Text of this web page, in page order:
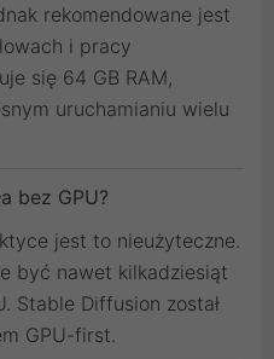
rekomendowane jest
i pracy
się 64 GB RAM,
uruchamianiu wielu
bez GPU?
jest to nieużyteczne.
być nawet kilkadziesiąt
Stable Diffusion został
GPU-first.